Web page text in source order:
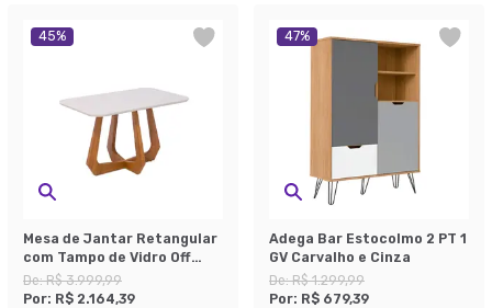
45%
Mesa de Jantar Retangular
com Tampo de Vidro Off
White Bromélia Cinamomo
130 cm
De:R$ 3.999,99
Por: R$ 2.164,39
47%
Adega Bar Estocolmo 2 PT 1
GV Carvalho e Cinza
De:R$ 1.299,99
Por: R$ 679,39